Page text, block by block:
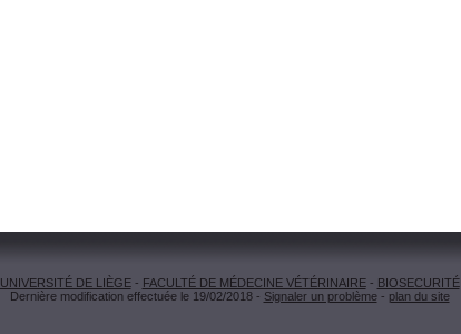
UNIVERSITÉ DE LIÈGE- FACULTÉ DE MÉDECINE VÉTÉRINAIRE- BIOSECURITÉ
Dernière modification effectuée le 19/02/2018 - Signaler un problème- plan du site